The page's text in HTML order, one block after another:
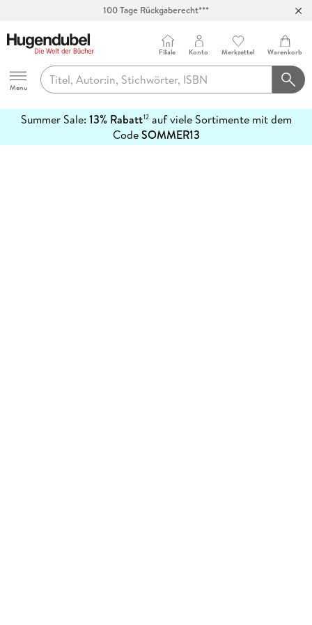
100 Tage Rückgaberecht***
Hugendubel
Menu
Filiale Konto Merkzettel Warenkorb
Summer Sale: 13% Rabatt12auf viele Sortimente mit dem
CodeSOMMER13
erfahren